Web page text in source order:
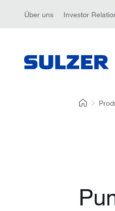
Über uns Investor